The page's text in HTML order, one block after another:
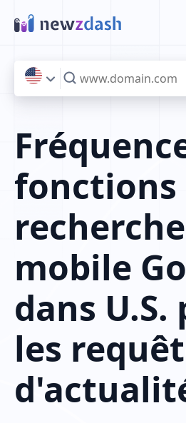
fonctions
recherche
mobile
dans U.S.
les